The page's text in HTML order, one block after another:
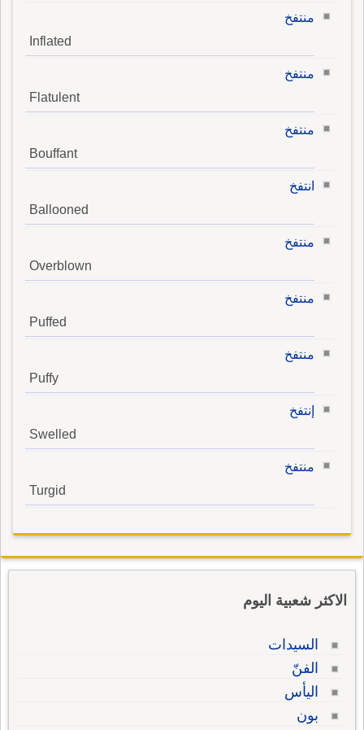
منتفخ
Inflated
منتفخ
Flatulent
منتفخ
Bouffant
انتفخ
Ballooned
منتفخ
Overblown
منتفخ
Puffed
منتفخ
Puffy
إنتفخ
Swelled
منتفخ
Turgid
الاكثر شعبية اليوم
السيدات
الفنّ
اليأس
بون